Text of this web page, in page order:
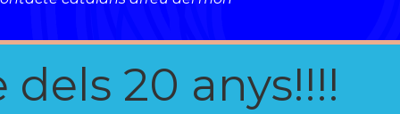
20 anys!!!!